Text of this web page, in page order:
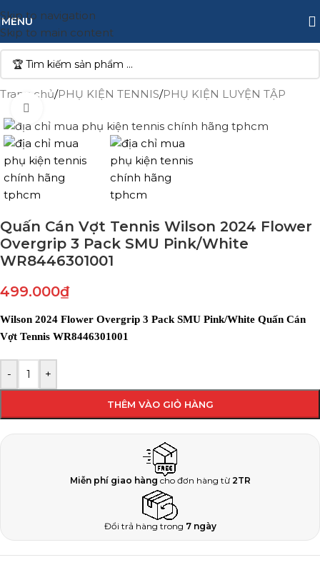
Skip to navigation
Skip to main content
MENU
Trang chủ/PHỤ KIỆN TENNIS/PHỤ KIỆN LUYỆN TẬP
Quấn Cán Vợt Tennis Wilson 2024 Flower
Overgrip 3 Pack SMU Pink/White
WR8446301001
499.000₫
Wilson 2024 Flower Overgrip 3 Pack SMU Pink/White Quấn Cán
Vợt Tennis WR8446301001
- +
THÊM VÀO GIỎ HÀNG
Miễn phí giao hàng cho đơn hàng từ 2TR
Đổi trả hàng trong 7 ngày